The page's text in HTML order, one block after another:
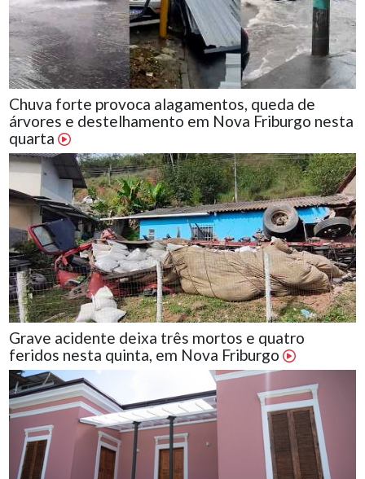
Chuva forte provoca alagamentos, queda de
árvores e destelhamento em Nova Friburgo nesta
quarta
Grave acidente deixa três mortos e quatro
feridos nesta quinta, em Nova Friburgo